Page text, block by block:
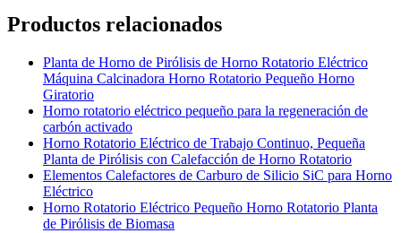
Productos relacionados
Planta de Horno de Pirólisis de Horno Rotatorio Eléctrico
Máquina Calcinadora Horno Rotatorio Pequeño Horno
Giratorio
Horno rotatorio eléctrico pequeño para la regeneración de
carbón activado
Horno Rotatorio Eléctrico de Trabajo Continuo, Pequeña
Planta de Pirólisis con Calefacción de Horno Rotatorio
Elementos Calefactores de Carburo de Silicio SiC para Horno
Eléctrico
Horno Rotatorio Eléctrico Pequeño Horno Rotatorio Planta
de Pirólisis de Biomasa